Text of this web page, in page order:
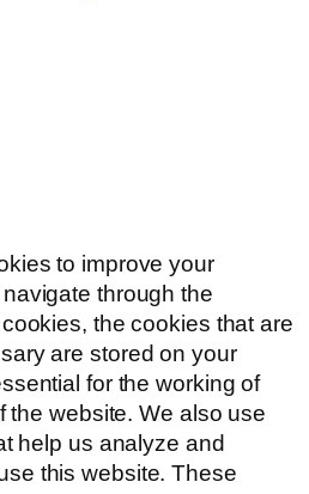
to improve your
through the
the cookies that are
are stored on your
for the working of
the website. We also use
help us analyze and
this website. These